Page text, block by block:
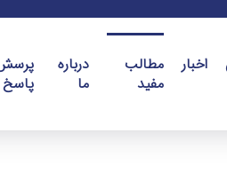
اخبار
مطالب
مفید
درباره
ما
پاسخ